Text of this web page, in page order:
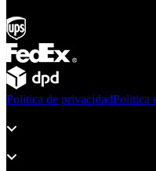
Politica de privacidadPolitica